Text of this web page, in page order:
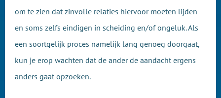
om te zien dat zinvolle relaties hiervoor moeten lijden
en soms zelfs eindigen in scheiding en/of ongeluk. Als
een soortgelijk proces namelijk lang genoeg doorgaat,
kun je erop wachten dat de ander de aandacht ergens
anders gaat opzoeken.